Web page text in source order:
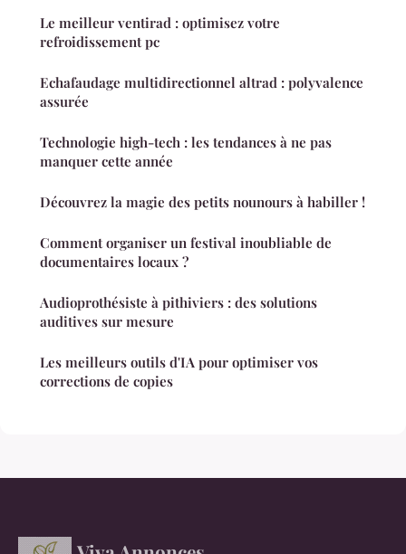
Le meilleur ventirad : optimisez votre
refroidissement pc
Echafaudage multidirectionnel altrad : polyvalence
assurée
Technologie high-tech : les tendances à ne pas
manquer cette année
Découvrez la magie des petits nounours à habiller !
Comment organiser un festival inoubliable de
documentaires locaux ?
Audioprothésiste à pithiviers : des solutions
auditives sur mesure
Les meilleurs outils d'IA pour optimiser vos
corrections de copies